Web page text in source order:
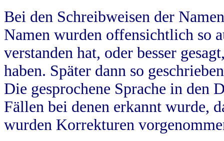
Bei den Schreibweisen der
Namen wurden offensichtlich so
verstanden hat, oder besser
haben. Später dann so
Die gesprochene Sprache in
Fällen bei denen erkannt wurde,
wurden Korrekturen